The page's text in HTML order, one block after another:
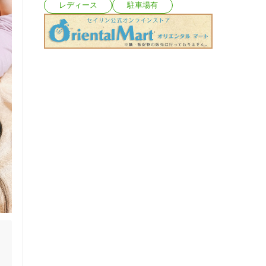
レディース 駐車場有